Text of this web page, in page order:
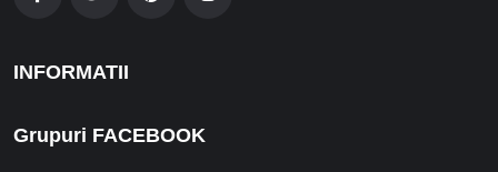
INFORMATII
Grupuri FACEBOOK